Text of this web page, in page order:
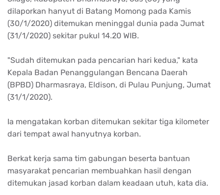
dilaporkan hanyut di Batang Momong pada Kamis
(30/1/2020) ditemukan meninggal dunia pada Jumat
(31/1/2020) sekitar pukul 14.20 WIB.
"Sudah ditemukan pada pencarian hari kedua," kata
Kepala Badan Penanggulangan Bencana Daerah
(BPBD) Dharmasraya, Eldison, di Pulau Punjung, Jumat
(31/1/2020).
Ia mengatakan korban ditemukan sekitar tiga kilometer
dari tempat awal hanyutnya korban.
Berkat kerja sama tim gabungan beserta bantuan
masyarakat pencarian membuahkan hasil dengan
ditemukan jasad korban dalam keadaan utuh, kata dia.